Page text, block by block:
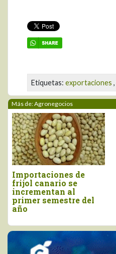
Etiquetas: exportaciones ,
Más de: Agronegocios
Importaciones de
frijol canario se
incrementan al
primer semestre del
año